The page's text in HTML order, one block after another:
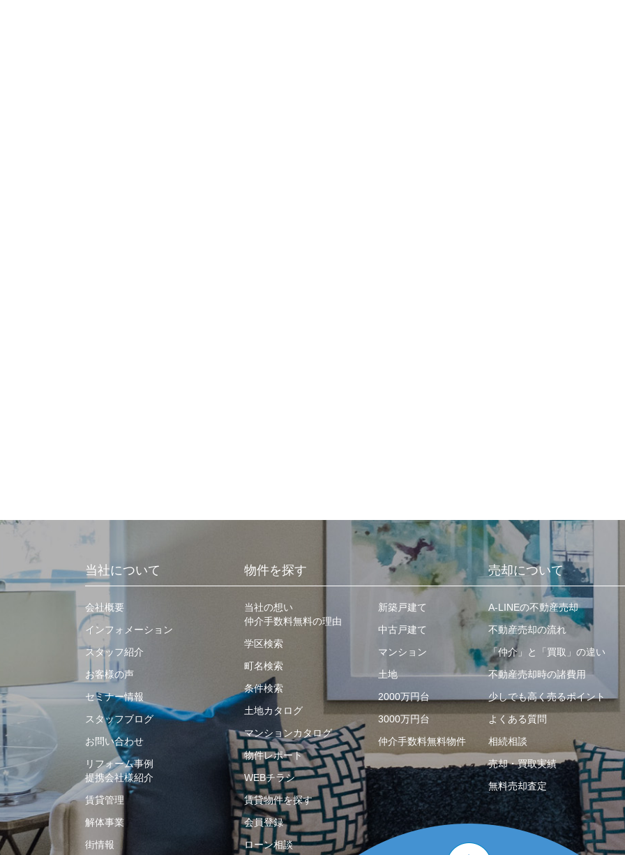
当社について
会社概要
インフォメーション
スタッフ紹介
お客様の声
セミナー情報
スタッフブログ
お問い合わせ
リフォーム事例
提携会社様紹介
賃貸管理
解体事業
街情報
物件を探す
当社の想い
仲介手数料無料の理由
学区検索
町名検索
条件検索
土地カタログ
マンションカタログ
物件レポート
WEBチラシ
賃貸物件を探す
会員登録
ローン相談
新築戸建て
中古戸建て
マンション
土地
2000万円台
3000万円台
仲介手数料無料物件
売却について
A-LINEの不動産売却
不動産売却の流れ
「仲介」と「買取」の違い
不動産売却時の諸費用
少しでも高く売るポイント
よくある質問
相続相談
売却・買取実績
無料売却査定